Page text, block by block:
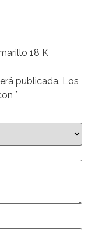
18 K
publicada. Los
*